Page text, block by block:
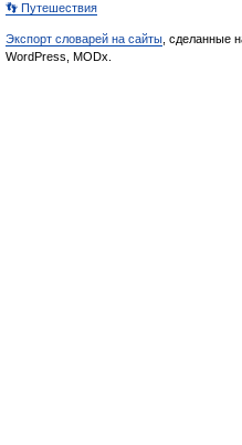
👣 Путешествия
Экспорт словарей на сайты , сделанные
WordPress, MODx.